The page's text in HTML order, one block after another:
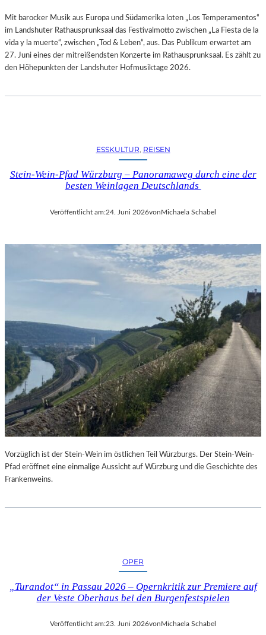
T
V
O
N
S
C
K
L
T
R
L
O
G
Mit barocker Musik aus Europa und Südamerika loten „Los Temperamentos“
im Landshuter Rathausprunksaal das Festivalmotto zwischen „La Fiesta de la
vida y la muerte“, zwischen „Tod & Leben“, aus. Das Publikum erwartet am
27. Juni eines der mitreißendsten Konzerte im Rathausprunksaal. Es zählt zu
den Höhepunkten der Landshuter Hofmusiktage 2026.
ESSKULTUR, REISEN
Stein-Wein-Pfad Würzburg – Panoramaweg durch eine der
besten Weinlagen Deutschlands
Veröffentlicht am:24. Juni 2026vonMichaela Schabel
Vorzüglich ist der Stein-Wein im östlichen Teil Würzburgs. Der Stein-Wein-
Pfad eröffnet eine einmalige Aussicht auf Würzburg und die Geschichte des
Frankenweins.
OPER
„Turandot“ in Passau 2026 – Opernkritik zur Premiere auf
der Veste Oberhaus bei den Burgenfestspielen
Veröffentlicht am:23. Juni 2026vonMichaela Schabel